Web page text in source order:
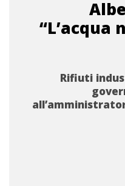
“L’acqua
Rifiuti